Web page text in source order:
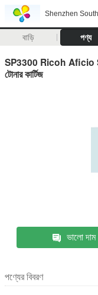
Shenzhen
বাড়ি পণ্য
SP3300 Ricoh Aficio
টোনার কার্টিজ
ভালো দাম
পণ্যের বিবরণ